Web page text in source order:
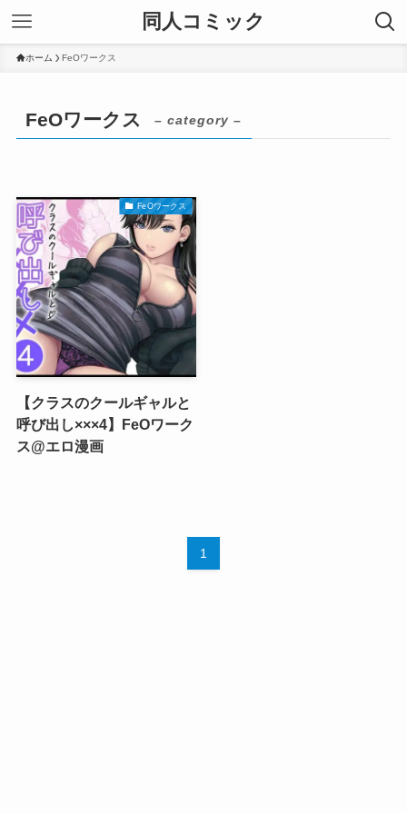
同人コミック
ホーム FeOワークス
FeOワークス – category –
FeOワークス
【クラスのクールギャルと
呼び出し×××4】FeOワーク
ス@エロ漫画
1